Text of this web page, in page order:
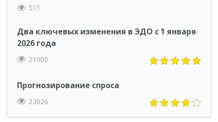
511
Два ключевых изменения в ЭДО с 1 января
2026 года
21000
Прогнозирование спроса
23026